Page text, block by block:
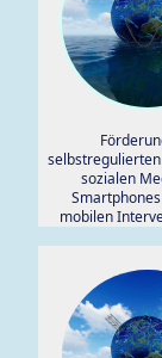
sozialen
mobilen